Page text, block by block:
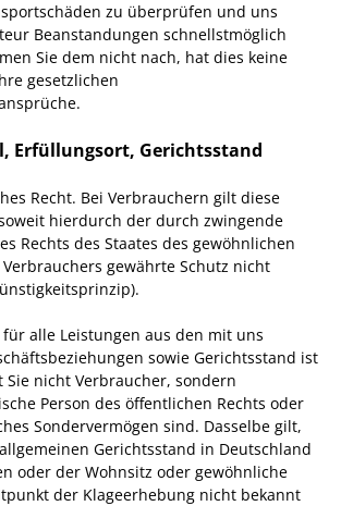
zu überprüfen und uns
Beanstandungen schnellstmöglich
Sie dem nicht nach, hat dies keine
gesetzlichen
Erfüllungsort, Gerichtsstand
Recht. Bei Verbrauchern gilt diese
hierdurch der durch zwingende
Rechts des Staates des gewöhnlichen
gewährte Schutz nicht
alle Leistungen aus den mit uns
sowie Gerichtsstand ist
Sie nicht Verbraucher, sondern
Person des öffentlichen Rechts oder
Sondervermögen sind. Dasselbe gilt,
Gerichtsstand in Deutschland
oder der Wohnsitz oder gewöhnliche
der Klageerhebung nicht bekannt